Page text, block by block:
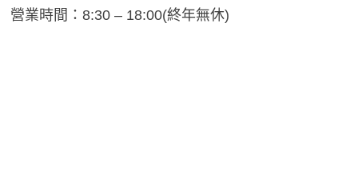
營業時間：8:30 – 18:00(終年無休)